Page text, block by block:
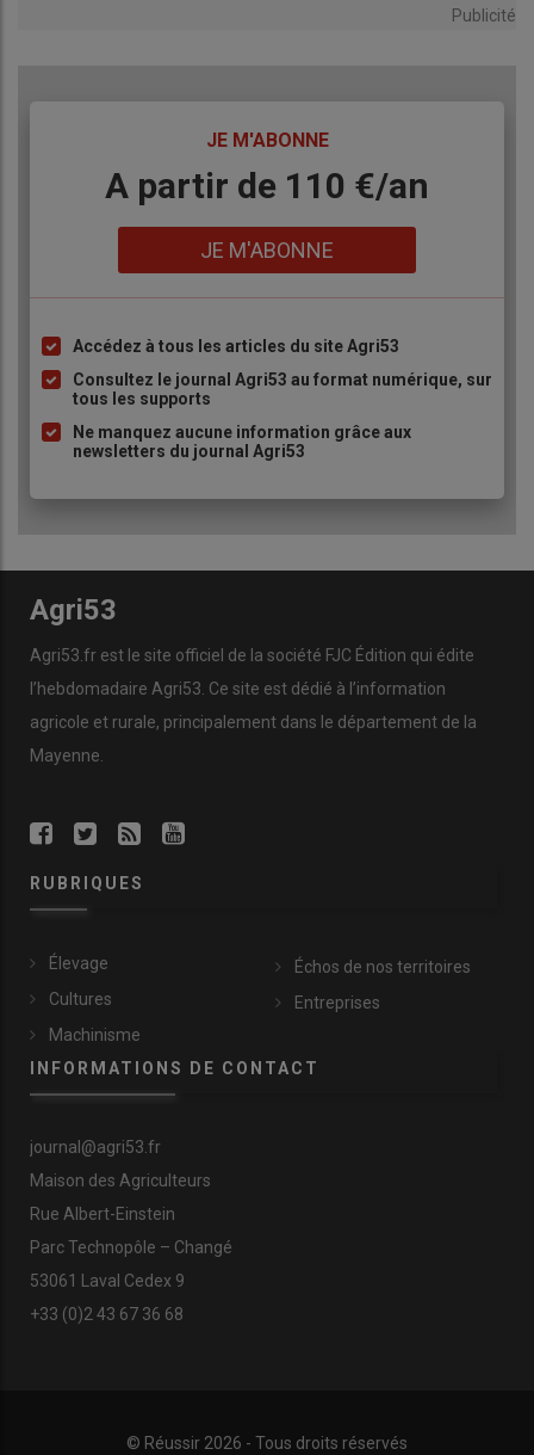
Publicité
JE M'ABONNE
BodyA partir de 110 €/an
JE M'ABONNE
Liste
à
puce
Accédez à tous les articles du site Agri53
Consultez le journal Agri53 au format numérique, sur
tous les supports
Ne manquez aucune information grâce aux
newsletters du journal Agri53
Agri53
Agri53.fr est le site officiel de la société FJC Édition qui édite
l’hebdomadaire Agri53. Ce site est dédié à l’information
agricole et rurale, principalement dans le département de la
Mayenne.
RUBRIQUES
Élevage
Cultures
Machinisme
Échos de nos territoires
Entreprises
INFORMATIONS DE CONTACT
journal@agri53.fr
Maison des Agriculteurs
Rue Albert-Einstein
Parc Technopôle – Changé
53061 Laval Cedex 9
+33 (0)2 43 67 36 68
© Réussir 2026 - Tous droits réservés